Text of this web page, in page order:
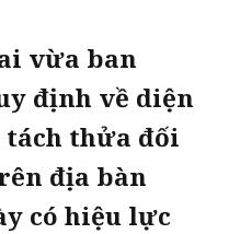
vừa ban
định về diện
thửa đối
địa bàn
có hiệu lực